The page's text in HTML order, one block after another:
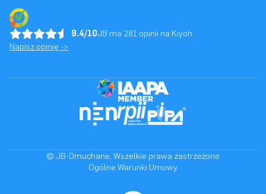
9.4/10JB ma 281 opinii na Kiyoh
Napisz opinię ->
© JB-Dmuchane. Wszelkie prawa zastrzeżone
Ogólne Warunki Umowy